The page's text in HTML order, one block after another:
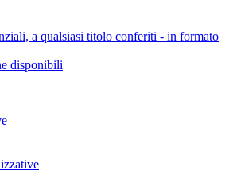
a qualsiasi titolo conferiti - in formato
disponibili